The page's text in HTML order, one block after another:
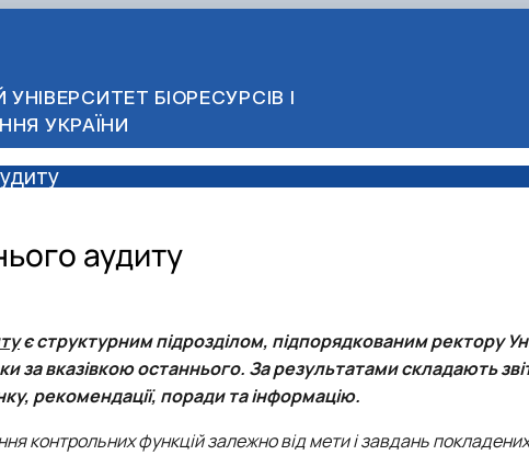
БІОРЕСУРСІВ І
УКРАЇНИ
аудиту
є структурним підрозділом, підпорядкованим ректору
за вказівкою останнього. За результатами складають
рекомендації, поради та інформацію.
контрольних функцій залежно від мети і завдань покладених